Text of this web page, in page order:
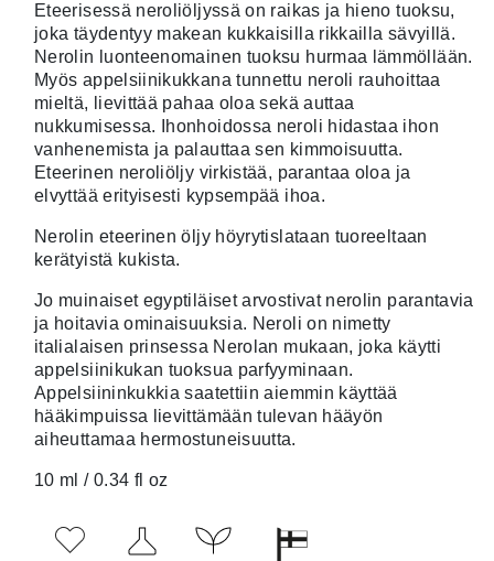
5:stä
perustuen
asiakkaan
arvotukseen.
Eteerisessä neroliöljyssä on raikas ja hieno tuoksu,
joka täydentyy makean kukkaisilla rikkailla sävyillä.
Nerolin luonteenomainen tuoksu hurmaa lämmöllään.
Myös appelsiinikukkana tunnettu neroli rauhoittaa
mieltä, lievittää pahaa oloa sekä auttaa
nukkumisessa. Ihonhoidossa neroli hidastaa ihon
vanhenemista ja palauttaa sen kimmoisuutta.
Eteerinen neroliöljy virkistää, parantaa oloa ja
elvyttää erityisesti kypsempää ihoa.
Nerolin eteerinen öljy höyrytislataan tuoreeltaan
kerätyistä kukista.
Jo muinaiset egyptiläiset arvostivat nerolin parantavia
ja hoitavia ominaisuuksia. Neroli on nimetty
italialaisen prinsessa Nerolan mukaan, joka käytti
appelsiinikukan tuoksua parfyyminaan.
Appelsiininkukkia saatettiin aiemmin käyttää
hääkimpuissa lievittämään tulevan hääyön
aiheuttamaa hermostuneisuutta.
10 ml / 0.34 fl oz